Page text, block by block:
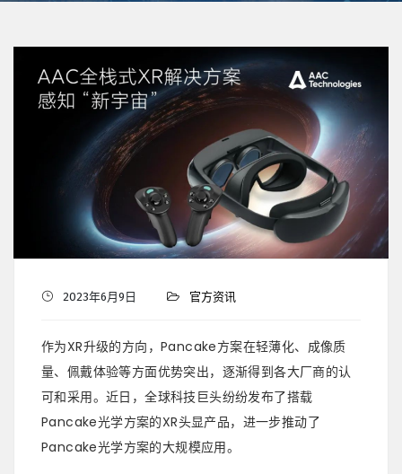
2023年6月9日 官方资讯
作为XR升级的方向，Pancake方案在轻薄化、成像质
量、佩戴体验等方面优势突出，逐渐得到各大厂商的认
可和采用。近日，全球科技巨头纷纷发布了搭载
Pancake光学方案的XR头显产品，进一步推动了
Pancake光学方案的大规模应用。